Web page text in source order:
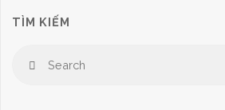
TÌM KIẾM
Search